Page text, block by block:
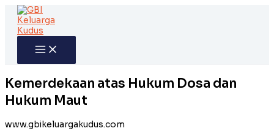
Skip
content
Kemerdekaan atas Hukum Dosa dan
Hukum Maut
www.gbikeluargakudus.com